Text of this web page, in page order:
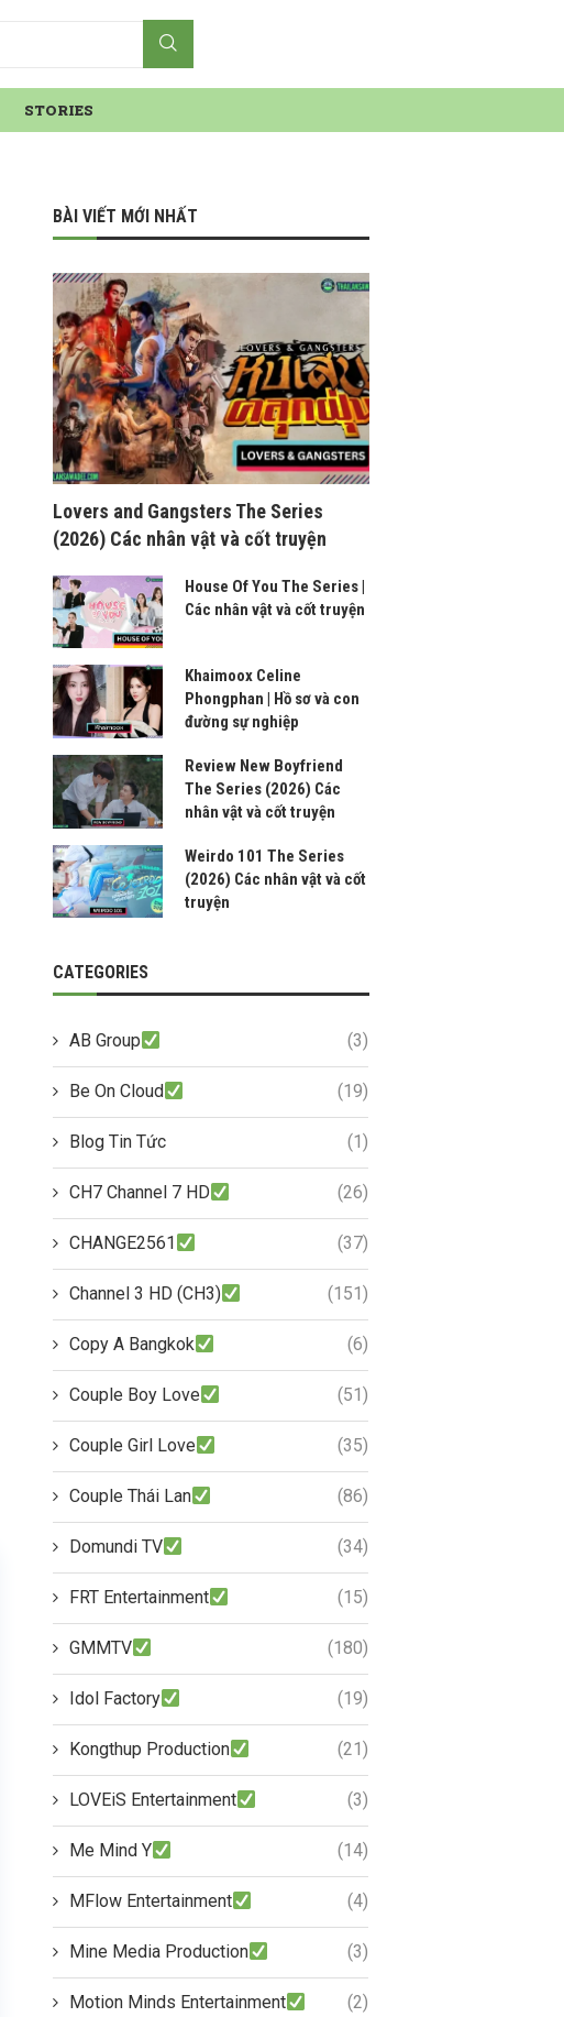
STORIES
BÀI VIẾT MỚI NHẤT
Lovers and Gangsters The Series
(2026) Các nhân vật và cốt truyện
House Of You The Series |
Các nhân vật và cốt truyện
Khaimoox Celine
Phongphan | Hồ sơ và con
đường sự nghiệp
Review New Boyfriend
The Series (2026) Các
nhân vật và cốt truyện
Weirdo 101 The Series
(2026) Các nhân vật và cốt
truyện
CATEGORIES
AB Group (3)
Be On Cloud (19)
Blog Tin Tức (1)
CH7 Channel 7 HD (26)
CHANGE2561 (37)
Channel 3 HD (CH3) (151)
Copy A Bangkok (6)
Couple Boy Love (51)
Couple Girl Love (35)
Couple Thái Lan (86)
Domundi TV (34)
FRT Entertainment (15)
GMMTV (180)
Idol Factory (19)
Kongthup Production (21)
LOVEiS Entertainment (3)
Me Mind Y (14)
MFlow Entertainment (4)
Mine Media Production (3)
Motion Minds Entertainment (2)